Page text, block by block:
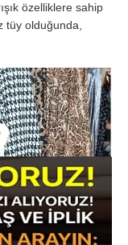
özelliklere sahip
tüy olduğunda,